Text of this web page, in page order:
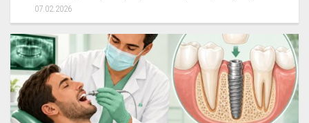
07.02.2026